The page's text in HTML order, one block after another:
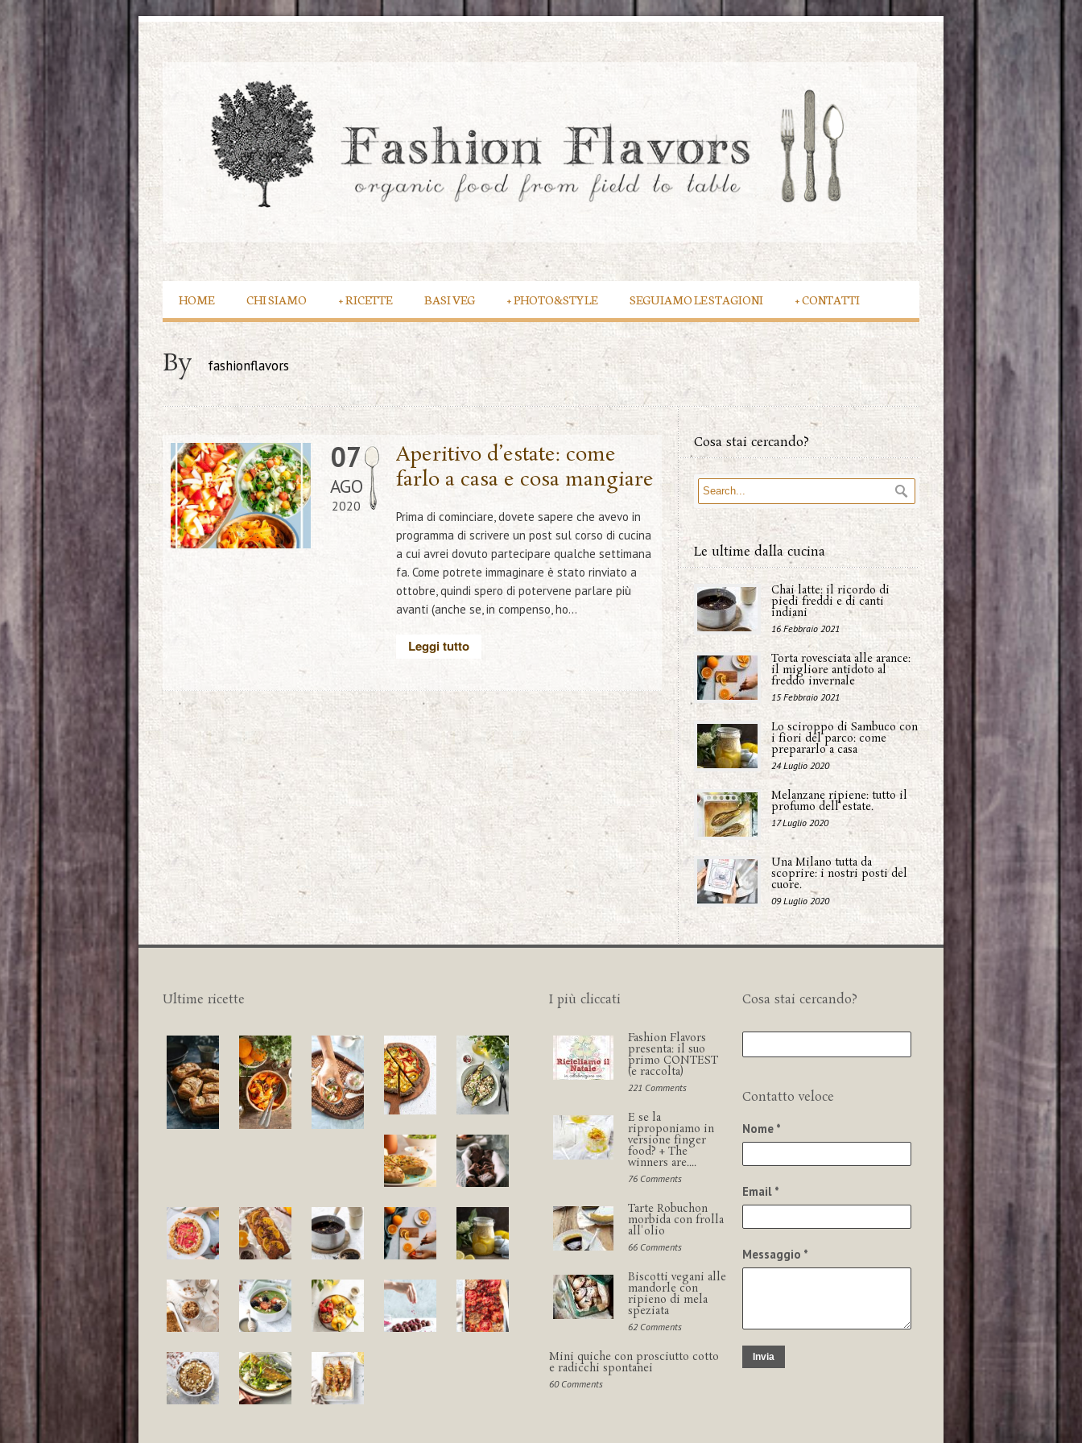
HOME CHI SIAMO RICETTE
+ BASI VEG PHOTO&STYLE
+ SEGUIAMO LE STAGIONI CONTATTI
+
By fashionflavors
07
AGO
2020
Aperitivo d’estate: come
farlo a casa e cosa mangiare
Prima di cominciare, dovete sapere che avevo in
programma di scrivere un post sul corso di cucina
a cui avrei dovuto partecipare qualche settimana
fa. Come potrete immaginare è stato rinviato a
ottobre, quindi spero di potervene parlare più
avanti (anche se, in compenso, ho...
Leggi tutto
Cosa stai cercando?
Le ultime dalla cucina
Chai latte: il ricordo di
piedi freddi e di canti
indiani
16 Febbraio 2021
Torta rovesciata alle arance:
il migliore antidoto al
freddo invernale
15 Febbraio 2021
Lo sciroppo di Sambuco con
i fiori del parco: come
prepararlo a casa
24 Luglio 2020
Melanzane ripiene: tutto il
profumo dell'estate.
17 Luglio 2020
Una Milano tutta da
scoprire: i nostri posti del
cuore.
09 Luglio 2020
Ultime ricette I più cliccati
Fashion Flavors
presenta: il suo
primo CONTEST
(e raccolta)
221 Comments
E se la
riproponiamo in
versione finger
food? + The
winners are....
76 Comments
Tarte Robuchon
morbida con frolla
all'olio
66 Comments
Biscotti vegani alle
mandorle con
ripieno di mela
speziata
62 Comments
Mini quiche con prosciutto cotto
e radicchi spontanei
60 Comments
Cosa stai cercando?
Contatto veloce
Nome *
Email *
Messaggio *
Invia